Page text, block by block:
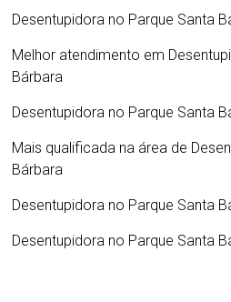
Desentupidora no Parque Santa
Melhor atendimento em
Bárbara
Desentupidora no Parque Santa
Mais qualificada na área de
Bárbara
Desentupidora no Parque Santa
Desentupidora no Parque Santa